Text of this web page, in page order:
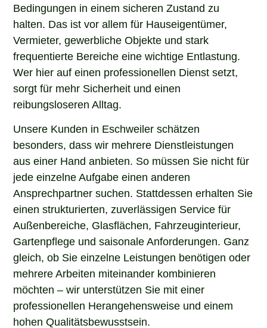
Bedingungen in einem sicheren Zustand zu
halten. Das ist vor allem für Hauseigentümer,
Vermieter, gewerbliche Objekte und stark
frequentierte Bereiche eine wichtige Entlastung.
Wer hier auf einen professionellen Dienst setzt,
sorgt für mehr Sicherheit und einen
reibungsloseren Alltag.
Unsere Kunden in Eschweiler schätzen
besonders, dass wir mehrere Dienstleistungen
aus einer Hand anbieten. So müssen Sie nicht für
jede einzelne Aufgabe einen anderen
Ansprechpartner suchen. Stattdessen erhalten Sie
einen strukturierten, zuverlässigen Service für
Außenbereiche, Glasflächen, Fahrzeuginterieur,
Gartenpflege und saisonale Anforderungen. Ganz
gleich, ob Sie einzelne Leistungen benötigen oder
mehrere Arbeiten miteinander kombinieren
möchten – wir unterstützen Sie mit einer
professionellen Herangehensweise und einem
hohen Qualitätsbewusstsein.